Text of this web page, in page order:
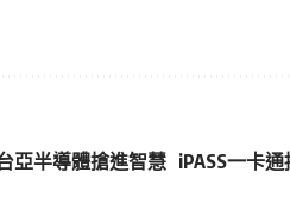
亞半導體搶進智慧 iPASS一卡